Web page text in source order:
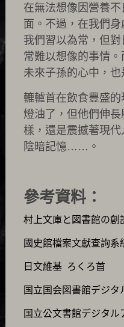
在無法想像因營養
面。不過，在我們
我們習以為常，但
常難以想像的事情
未來子孫的心中，也
轆轤首在飲食豐盛
燈油了，但他們伸
樣，還是震撼著現
陰暗記憶……。
參考資料：
村上文庫と図書館の創
國史館檔案文獻查詢系
日文維基 ろくろ首
国立国会図書館デジタ
国立公文書館デジタル